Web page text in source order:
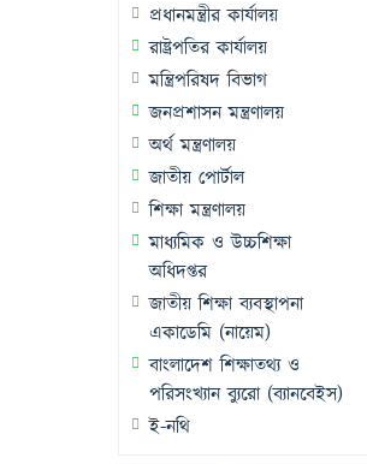
প্রধানমন্ত্রীর কার্যালয়
রাষ্ট্রপতির কার্যালয়
মন্ত্রিপরিষদ বিভাগ
জনপ্রশাসন মন্ত্রণালয়
অর্থ মন্ত্রণালয়
জাতীয় পোর্টাল
শিক্ষা মন্ত্রণালয়
মাধ্যমিক ও উচ্চশিক্ষা
অধিদপ্তর
জাতীয় শিক্ষা ব্যবস্থাপনা
একাডেমি (নায়েম)
বাংলাদেশ শিক্ষাতথ্য ও
পরিসংখ্যান ব্যুরো (ব্যানবেইস)
ই-নথি